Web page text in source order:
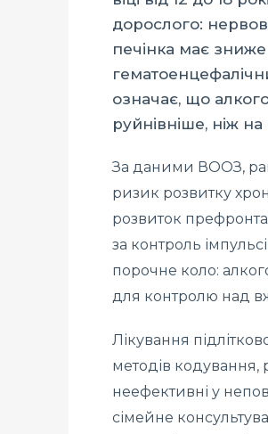
дорослого:
печінка має
означає, що
руйнівніше, ніж
За даними ВООЗ,
ризик розвитку
розвиток
за контроль
порочне коло:
для контролю над
Лікування
методів кодування,
неефективні у
сімейне